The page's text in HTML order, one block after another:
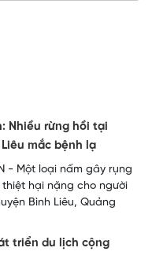
Nhiều rừng hồi tại
mắc bệnh lạ
- Một loại nấm gây rụng
hại nặng cho người
Bình Liêu, Quảng
triển du lịch cộng